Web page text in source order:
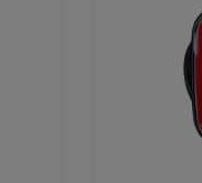
Typ av
Lampans